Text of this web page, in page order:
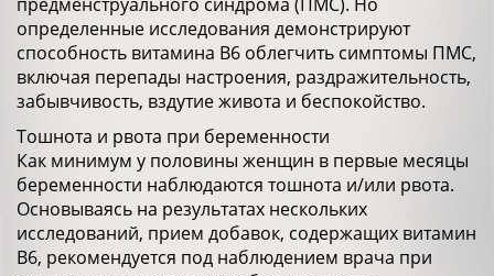
определенные исследования демонстрируют
способность витамина В6 облегчить симптомы ПМС,
включая перепады настроения, раздражительность,
забывчивость, вздутие живота и беспокойство.
Тошнота и рвота при беременности
Как минимум у половины женщин в первые месяцы
беременности наблюдаются тошнота и/или рвота.
Основываясь на результатах нескольких
исследований, прием добавок, содержащих витамин
В6, рекомендуется под наблюдением врача при